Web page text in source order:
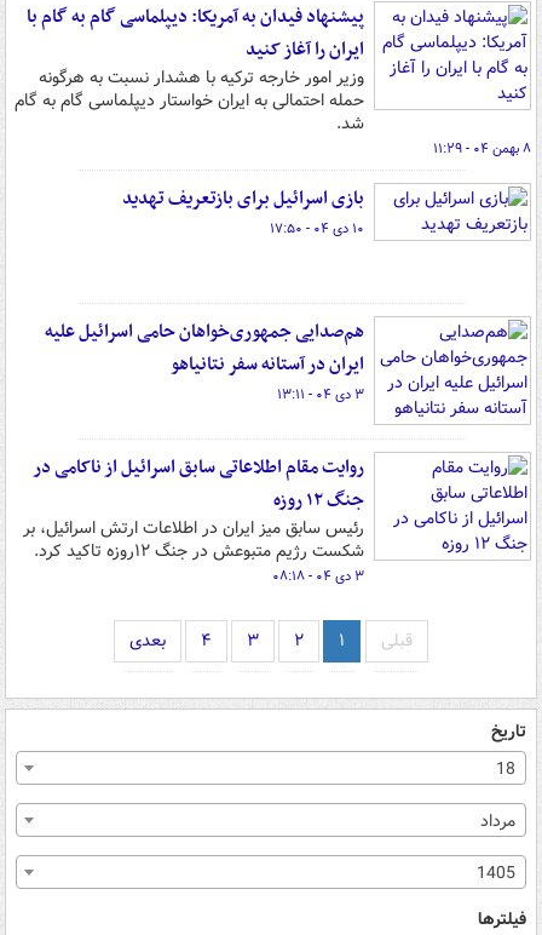
پیشنهاد فیدان به آمریکا: دیپلماسی گام به گام با
ایران را آغاز کنید
وزیر امور خارجه ترکیه با هشدار نسبت به هرگونه
حمله احتمالی به ایران خواستار دیپلماسی گام به گام
شد.
۸ بهمن ۰۴ - ۱۱:۲۹
بازی اسرائیل برای بازتعریف تهدید
۱۰ دی ۰۴ - ۱۷:۵۰
هم‌صدایی جمهوری‌خواهان حامی اسرائیل علیه
ایران در آستانه سفر نتانیاهو
۳ دی ۰۴ - ۱۳:۱۱
روایت مقام اطلاعاتی سابق اسرائیل از ناکامی در
جنگ ۱۲ روزه
رئیس سابق میز ایران در اطلاعات ارتش اسرائیل، بر
شکست رژیم متبوعش در جنگ ۱۲روزه تاکید کرد.
۳ دی ۰۴ - ۰۸:۱۸
قبلی ۱ ۲ ۳ ۴ بعدی
تاریخ
18
مرداد
1405
فیلترها